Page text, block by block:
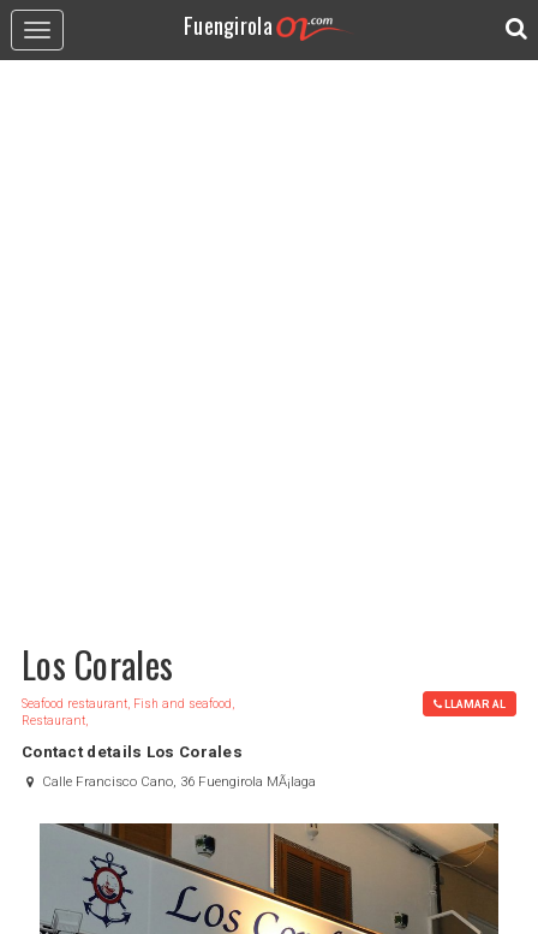
Toggle
navigation
Fuengirola
Los Corales
Seafood restaurant, Fish and seafood,
Restaurant,
LLAMAR AL
Contact details Los Corales
Calle Francisco Cano, 36 Fuengirola MÃ¡laga